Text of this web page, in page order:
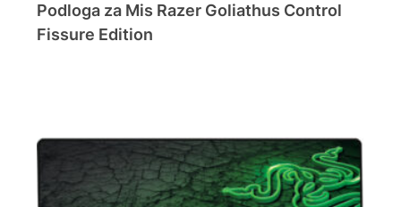
Podloga za Mis Razer Goliathus Control
Fissure Edition